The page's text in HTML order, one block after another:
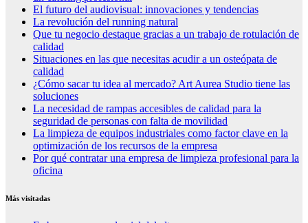
El futuro del audiovisual: innovaciones y tendencias
La revolución del running natural
Que tu negocio destaque gracias a un trabajo de rotulación de
calidad
Situaciones en las que necesitas acudir a un osteópata de
calidad
¿Cómo sacar tu idea al mercado? Art Aurea Studio tiene las
soluciones
La necesidad de rampas accesibles de calidad para la
seguridad de personas con falta de movilidad
La limpieza de equipos industriales como factor clave en la
optimización de los recursos de la empresa
Por qué contratar una empresa de limpieza profesional para la
oficina
Más visitadas